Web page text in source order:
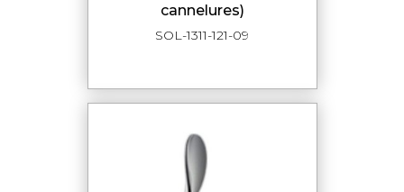
cannelures)
SOL-1311-121-09